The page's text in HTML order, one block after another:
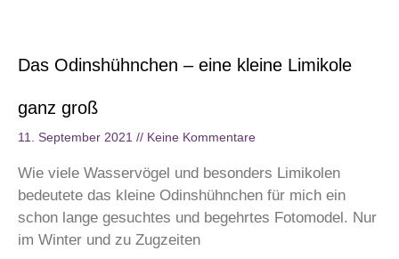
Das Odinshühnchen – eine kleine Limikole
ganz groß
11. September 2021 Keine Kommentare
Wie viele Wasservögel und besonders Limikolen
bedeutete das kleine Odinshühnchen für mich ein
schon lange gesuchtes und begehrtes Fotomodel. Nur
im Winter und zu Zugzeiten